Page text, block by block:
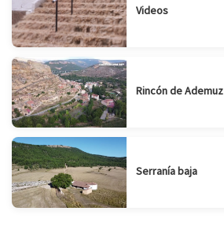
Videos
Rincón de Ademuz
Serranía baja